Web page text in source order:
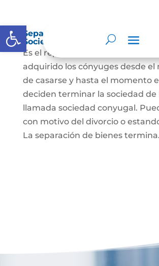
Abrir barra de herramientas
Separación de Bienes o
Sociedad Conyugal
Es el reparto de los bienes que
adquirido los cónyuges desde
de casarse y hasta el momento
deciden terminar la sociedad de
llamada sociedad conyugal.
con motivo del divorcio o
La separación de bienes